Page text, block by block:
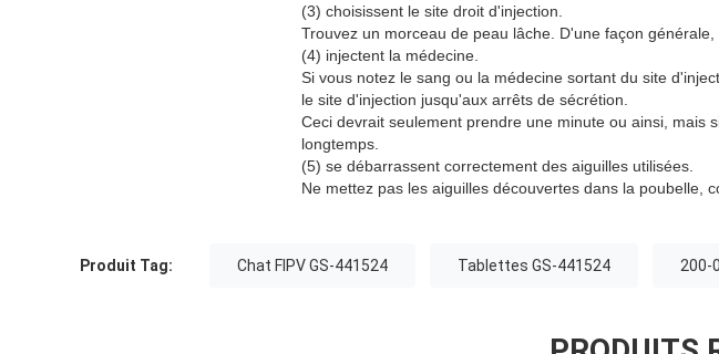
(3) choisissent le site droit d'injection.
Trouvez un morceau de peau lâche. D'une façon
(4) injectent la médecine.
Si vous notez le sang ou la médecine sortant du site
le site d'injection jusqu'aux arrêts de sécrétion.
Ceci devrait seulement prendre une minute ou ainsi, mais
longtemps.
(5) se débarrassent correctement des aiguilles utilisées.
Ne mettez pas les aiguilles découvertes dans la poubelle,
Produit Tag: Chat FIPV GS-441524 Tablettes GS-441524 200-